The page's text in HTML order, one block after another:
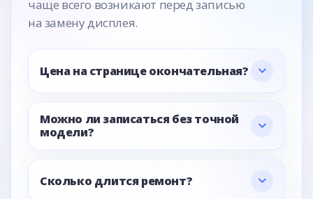
чаще всего возникают перед записью
на замену дисплея.
Цена на странице окончательная?
Можно ли записаться без точной
модели?
Сколько длится ремонт?